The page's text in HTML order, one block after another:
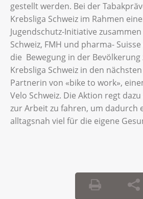
gestellt werden. Bei der
Krebsliga Schweiz im Rahmen
Jugendschutz-Initiative
Schweiz, FMH und pharma-
die Bewegung in der
Krebsliga Schweiz in den
Partnerin von «bike to work»,
Velo Schweiz. Die Aktion regt
zur Arbeit zu fahren, um dadurch
alltagsnah viel für die eigene